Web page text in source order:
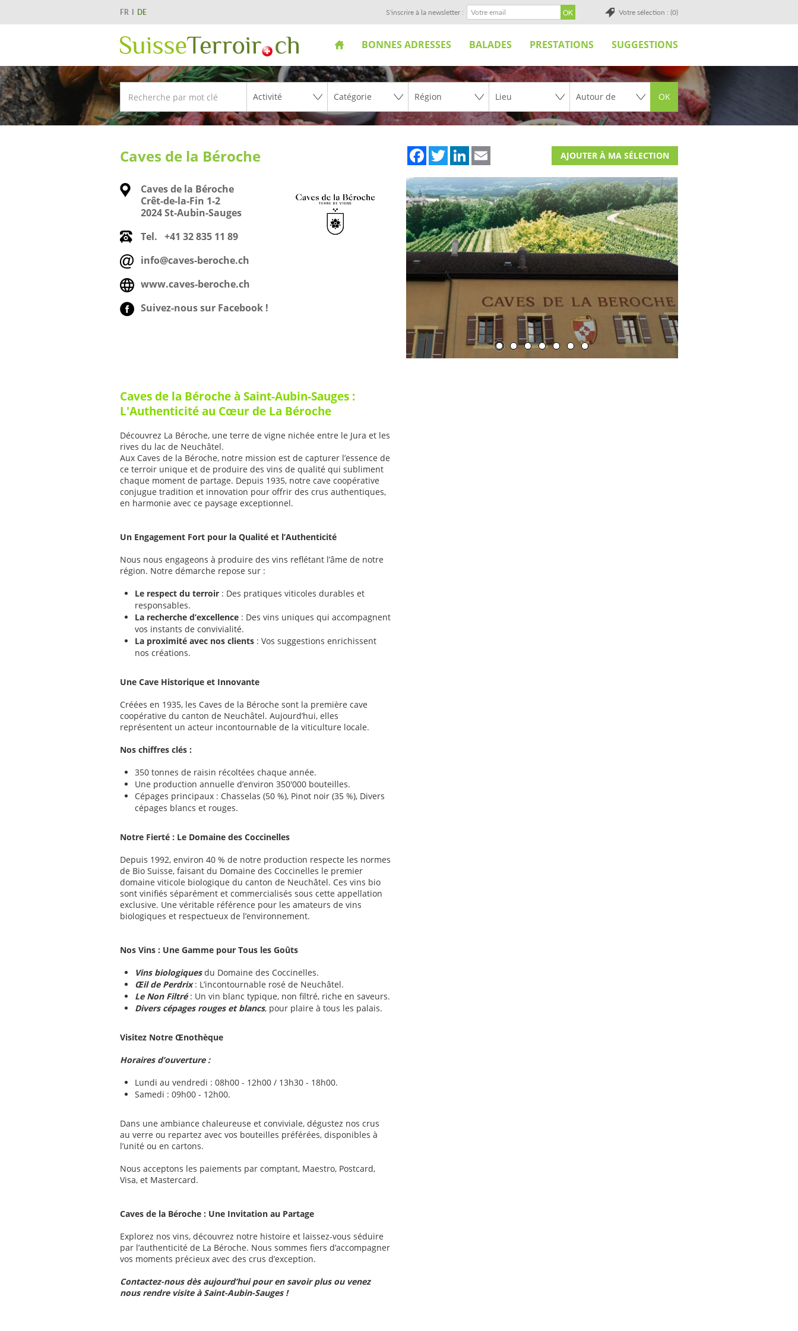
FR DE Votre sélection : (0)
S'inscrire à la newsletter :
BONNES ADRESSES BALADES PRESTATIONS SUGGESTIONS
OK
Caves de la Béroche FacebookTwitterLinkedIn AJOUTER À MA SÉLECTION
Caves de la Béroche
Crêt-de-la-Fin 1-2
2024 St-Aubin-Sauges
Tel. +41 32 835 11 89
info@caves-beroche.ch
www.caves-beroche.ch
Suivez-nous sur Facebook !
Caves de la Béroche à Saint-Aubin-Sauges :
L'Authenticité au Cœur de La Béroche
Découvrez La Béroche, une terre de vigne nichée entre le Jura et les
rives du lac de Neuchâtel.
Aux Caves de la Béroche, notre mission est de capturer l’essence de
ce terroir unique et de produire des vins de qualité qui subliment
chaque moment de partage. Depuis 1935, notre cave coopérative
conjugue tradition et innovation pour offrir des crus authentiques,
en harmonie avec ce paysage exceptionnel.
Un Engagement Fort pour la Qualité et l’Authenticité
Nous nous engageons à produire des vins reflétant l’âme de notre
région. Notre démarche repose sur :
Le respect du terroir : Des pratiques viticoles durables et
responsables.
La recherche d’excellence : Des vins uniques qui accompagnent
vos instants de convivialité.
La proximité avec nos clients : Vos suggestions enrichissent
nos créations.
Une Cave Historique et Innovante
Créées en 1935, les Caves de la Béroche sont la première cave
coopérative du canton de Neuchâtel. Aujourd’hui, elles
représentent un acteur incontournable de la viticulture locale.
Nos chiffres clés :
350 tonnes de raisin récoltées chaque année.
Une production annuelle d’environ 350'000 bouteilles.
Cépages principaux : Chasselas (50 %), Pinot noir (35 %), Divers
cépages blancs et rouges.
Notre Fierté : Le Domaine des Coccinelles
Depuis 1992, environ 40 % de notre production respecte les normes
de Bio Suisse, faisant du Domaine des Coccinelles le premier
domaine viticole biologique du canton de Neuchâtel. Ces vins bio
sont vinifiés séparément et commercialisés sous cette appellation
exclusive. Une véritable référence pour les amateurs de vins
biologiques et respectueux de l’environnement.
Nos Vins : Une Gamme pour Tous les Goûts
Vins biologiquesdu Domaine des Coccinelles.
Œil de Perdrix: L’incontournable rosé de Neuchâtel.
Le Non Filtré: Un vin blanc typique, non filtré, riche en saveurs.
Divers cépages rouges et blancs, pour plaire à tous les palais.
Visitez Notre Œnothèque
Horaires d’ouverture :
Lundi au vendredi : 08h00 - 12h00 / 13h30 - 18h00.
Samedi : 09h00 - 12h00.
Dans une ambiance chaleureuse et conviviale, dégustez nos crus
au verre ou repartez avec vos bouteilles préférées, disponibles à
l’unité ou en cartons.
Nous acceptons les paiements par comptant, Maestro, Postcard,
Visa, et Mastercard.
Caves de la Béroche : Une Invitation au Partage
Explorez nos vins, découvrez notre histoire et laissez-vous séduire
par l’authenticité de La Béroche. Nous sommes fiers d’accompagner
vos moments précieux avec des crus d’exception.
Contactez-nous dès aujourd’hui pour en savoir plus ou venez
nous rendre visite à Saint-Aubin-Sauges !